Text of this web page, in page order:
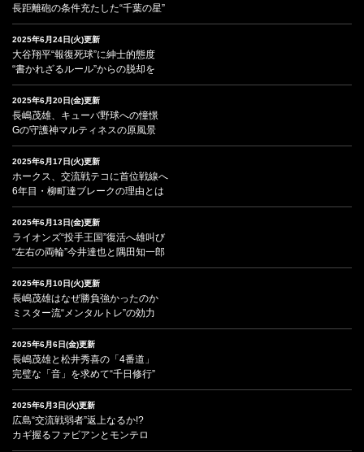
長距離砲の条件充たした“千葉の星”
2025年6月24日(火)更新
大谷翔平“報復死球”に紳士的態度
“書かれざるルール”からの脱却を
2025年6月20日(金)更新
長嶋茂雄、キューバ野球への憧憬
Gの守護神マルティネスの原風景
2025年6月17日(火)更新
ホークス、交流戦テコに首位戦線へ
6年目・柳町達ブレークの理由とは
2025年6月13日(金)更新
ライオンズ“投手王国”復活へ雄叫び
“左右の両輪”今井達也と隅田知一郎
2025年6月10日(火)更新
長嶋茂雄はなぜ勝負強かったのか
ミスター流“メンタルトレ”の効力
2025年6月6日(金)更新
長嶋茂雄と松井秀喜の「4番道」
完璧な「音」を求めて“千日修行”
2025年6月3日(火)更新
広島“交流戦弱者”返上なるか!?
カギ握るファビアンとモンテロ